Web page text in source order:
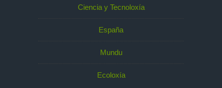
Ciencia y Tecnoloxía
España
Mundu
Ecoloxía